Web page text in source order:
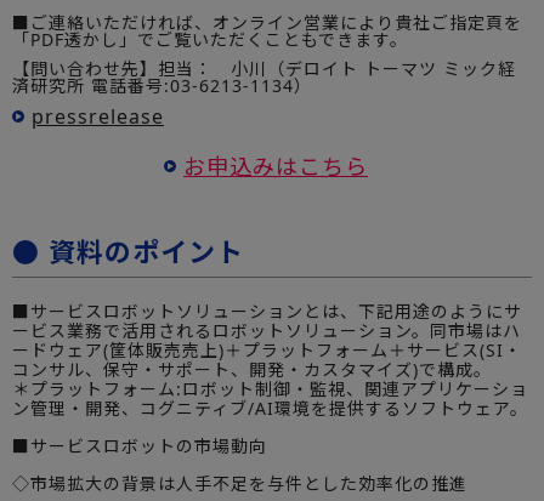
■ご連絡いただければ、オンライン営業により貴社ご指定頁を
「PDF透かし」でご覧いただくこともできます。
【問い合わせ先】担当： 小川（デロイト トーマツ ミック経
済研究所 電話番号:03-6213-1134）
pressrelease
お申込みはこちら
● 資料のポイント
■サービスロボットソリューションとは、下記用途のようにサ
ービス業務で活用されるロボットソリューション。同市場はハ
ードウェア(筐体販売売上)＋プラットフォーム＋サービス(SI・
コンサル、保守・サポート、開発・カスタマイズ)で構成。
＊プラットフォーム:ロボット制御・監視、関連アプリケーショ
ン管理・開発、コグニティブ/AI環境を提供するソフトウェア。
■サービスロボットの市場動向
◇市場拡大の背景は人手不足を与件とした効率化の推進